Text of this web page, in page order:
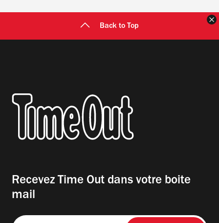
Back to Top
Recevez Time Out dans votre boite
mail
Entrez